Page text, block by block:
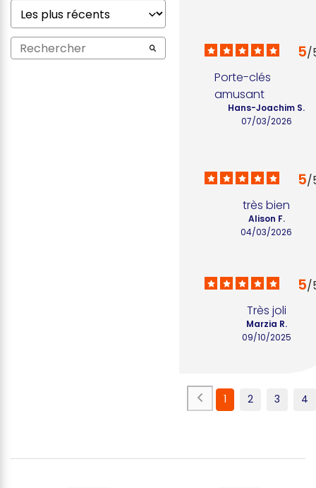
5/
Porte-clés
amusant
07/03/2026
Hans-Joachim S.
5/
très bien
04/03/2026
Alison F.
5/
Très joli
09/10/2025
Marzia R.
1 2 3 4